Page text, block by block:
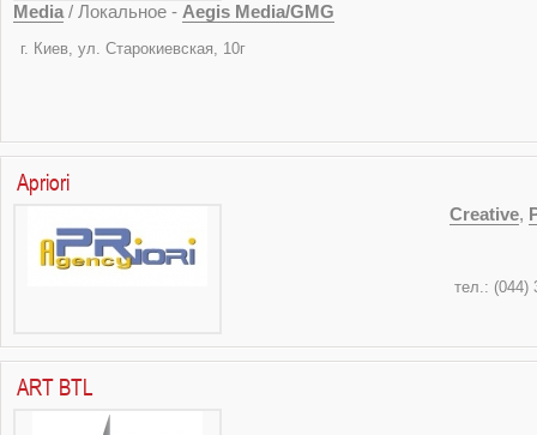
Media / Локальное - Aegis Media/GMG
г. Киев, ул.
Apriori
Creative,
тел.: (044)
ART BTL